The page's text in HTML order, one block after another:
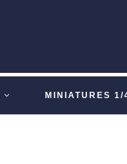
MINIATURES 1/